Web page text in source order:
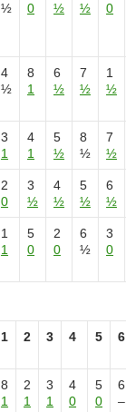
½
0
½
½
0
4
½
8
1
6
½
7
½
1
½
3
1
4
1
5
½
8
½
7
½
2
0
3
½
4
½
5
½
6
½
1
1
5
0
2
0
6
½
3
0
1 2 3 4 5 6
8
1
2
1
3
1
4
0
5
0
6
–